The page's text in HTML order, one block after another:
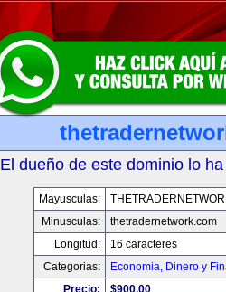
El dueño de este dominio lo
Mayusculas:
Minusculas:
thetradernetwork.com
Longitud:
16 caracteres
Categorias:
Economia, Dinero y
Precio:
$900.00